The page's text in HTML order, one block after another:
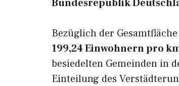
Bundesrepublik
Bezüglich der
199,24 Einwohnern pro
besiedelten Gemeinden in
Einteilung des